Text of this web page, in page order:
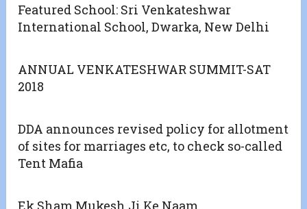
Featured School: Sri Venkateshwar
International School, Dwarka, New Delhi
ANNUAL VENKATESHWAR SUMMIT-SAT
2018
DDA announces revised policy for allotment
of sites for marriages etc, to check so-called
Tent Mafia
Ek Sham Mukesh Ji Ke Naam